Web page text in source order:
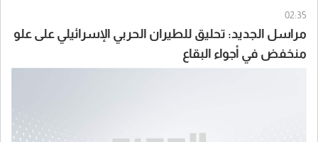
02:35
مراسل الجديد: تحليق للطيران الحربي الإسرائيلي على علو
منخفض في أجواء البقاع